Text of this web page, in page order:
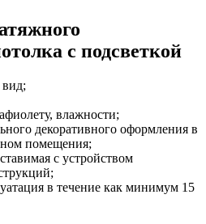
с подсветкой
влажности;
декоративного оформления в
помещения;
с устройством
в течение как минимум 15